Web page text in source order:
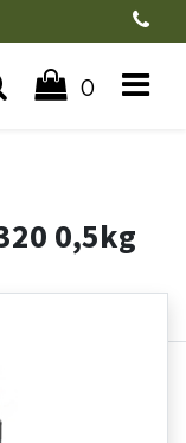
0
0,5kg